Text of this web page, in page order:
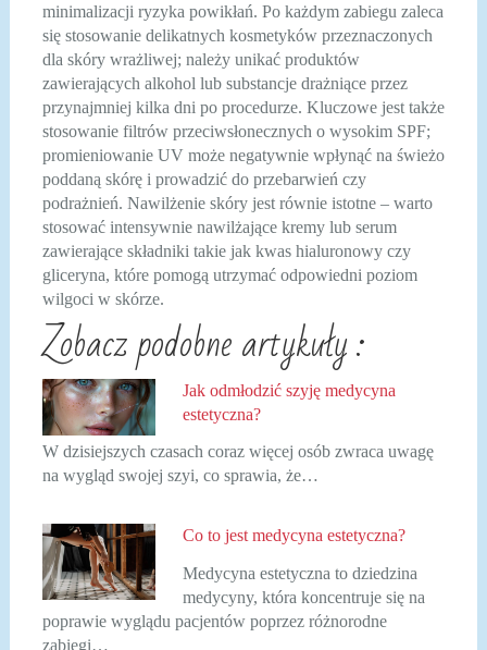
minimalizacji ryzyka powikłań. Po każdym zabiegu zaleca
się stosowanie delikatnych kosmetyków przeznaczonych
dla skóry wrażliwej; należy unikać produktów
zawierających alkohol lub substancje drażniące przez
przynajmniej kilka dni po procedurze. Kluczowe jest także
stosowanie filtrów przeciwsłonecznych o wysokim SPF;
promieniowanie UV może negatywnie wpłynąć na świeżo
poddaną skórę i prowadzić do przebarwień czy
podrażnień. Nawilżenie skóry jest równie istotne – warto
stosować intensywnie nawilżające kremy lub serum
zawierające składniki takie jak kwas hialuronowy czy
gliceryna, które pomogą utrzymać odpowiedni poziom
wilgoci w skórze.
Zobacz podobne artykuły :
Jak odmłodzić szyję medycyna
estetyczna?
W dzisiejszych czasach coraz więcej osób zwraca uwagę
na wygląd swojej szyi, co sprawia, że…
Co to jest medycyna estetyczna?
Medycyna estetyczna to dziedzina
medycyny, która koncentruje się na
poprawie wyglądu pacjentów poprzez różnorodne
zabiegi…